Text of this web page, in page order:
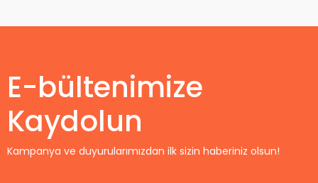
E-bültenimize
Kaydolun
Kampanya ve duyurularımızdan ilk sizin haberiniz olsun!